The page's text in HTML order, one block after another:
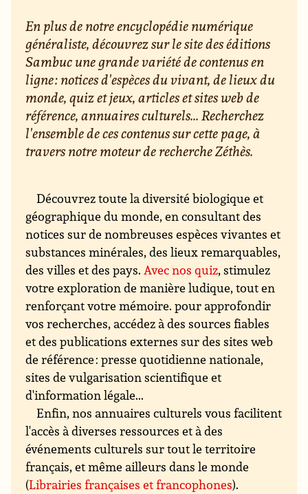
En plus de notre encyclopédie numérique
généraliste, découvrez sur le site des éditions
Sambuc une grande variété de contenus en
ligne : notices d'espèces du vivant, de lieux du
monde, quiz et jeux, articles et sites web de
référence, annuaires culturels... Recherchez
l'ensemble de ces contenus sur cette page, à
travers notre moteur de recherche Zéthès.
Découvrez toute la diversité biologique et
géographique du monde, en consultant des
notices sur de nombreuses espèces vivantes et
substances minérales, des lieux remarquables,
des villes et des pays.Avec nos quiz, stimulez
votre exploration de manière ludique, tout en
renforçant votre mémoire. pour approfondir
vos recherches, accédez à des sources fiables
et des publications externes sur des sites web
de référence : presse quotidienne nationale,
sites de vulgarisation scientifique et
d'information légale...
Enfin, nos annuaires culturels vous facilitent
l'accès à diverses ressources et à des
événements culturels sur tout le territoire
français, et même ailleurs dans le monde
(Librairies françaises et francophones).